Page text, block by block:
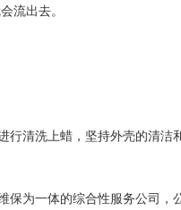
流出去。
清洗上蜡，坚持外壳的清洁和
为一体的综合性服务公司